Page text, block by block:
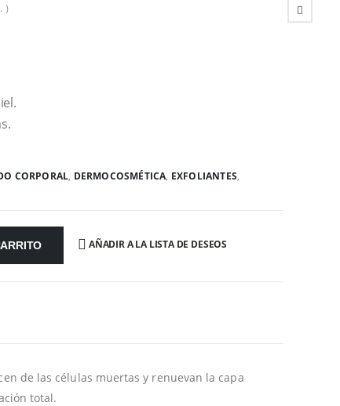
)
CORPORAL, DERMOCOSMÉTICA, EXFOLIANTES,
AÑADIR A LA LISTA DE DESEOS
de las células muertas y renuevan la capa
total.